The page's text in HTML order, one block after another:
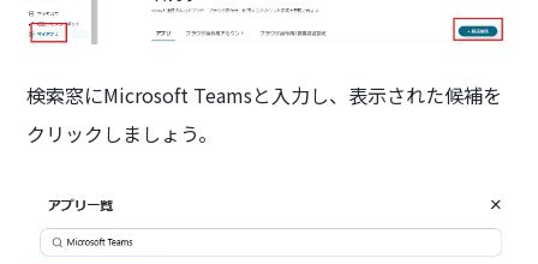
検索窓にMicrosoft Teamsと入力し、表示された候補を
クリックしましょう。